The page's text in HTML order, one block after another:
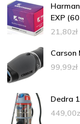
EXP
21,80zł
Carson
99,99zł
Dedra
449,00